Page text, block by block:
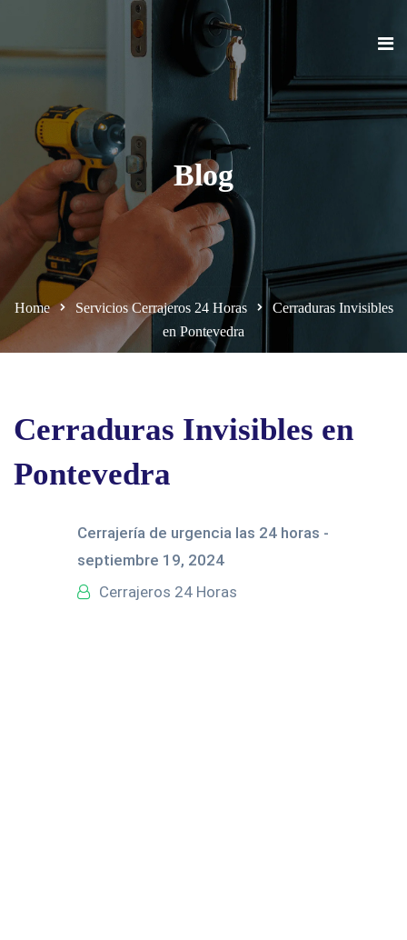
Blog
Home Servicios Cerrajeros 24 Horas
Cerraduras Invisibles
en Pontevedra
Cerraduras Invisibles en
Pontevedra
Cerrajería de urgencia las 24 horas -
septiembre 19, 2024
Cerrajeros 24 Horas